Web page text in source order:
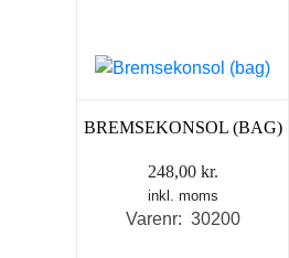
BREMSEKONSOL (BAG)
248,00 kr.
inkl. moms
Varenr: 30200